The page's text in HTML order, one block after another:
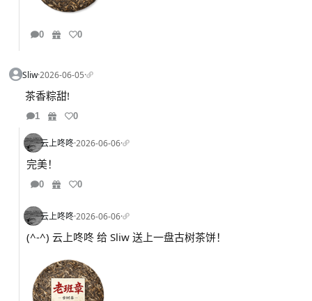
0 0
Sliw·2026-06-05·
茶香粽甜!
1 0
云上咚咚·2026-06-06·
完美！
0 0
云上咚咚·2026-06-06·
(^-^) 云上咚咚 给 Sliw 送上一盘古树茶饼！